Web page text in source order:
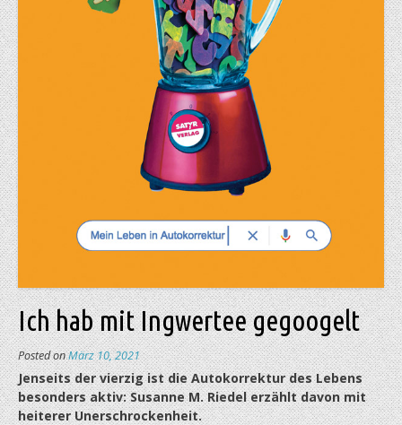
Ich hab mit Ingwertee gegoogelt
Posted onMärz 10, 2021
Jenseits der vierzig ist die Autokorrektur des Lebens
besonders aktiv: Susanne M. Riedel erzählt davon mit
heiterer Unerschrockenheit.